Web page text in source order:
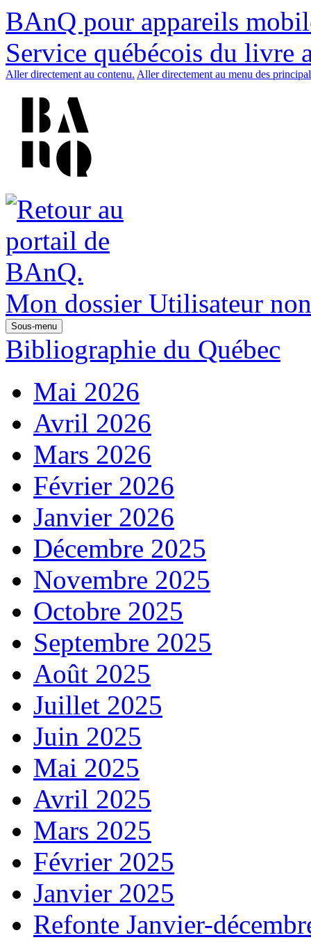
BAnQ pour appareils
Service québécois du livre
Aller directement au contenu. Aller directement au menu des
Mon dossier Utilisateur
Sous-menu
Bibliographie du Québec
Mai 2026
Avril 2026
Mars 2026
Février 2026
Janvier 2026
Décembre 2025
Novembre 2025
Octobre 2025
Septembre 2025
Août 2025
Juillet 2025
Juin 2025
Mai 2025
Avril 2025
Mars 2025
Février 2025
Janvier 2025
Refonte Janvier-